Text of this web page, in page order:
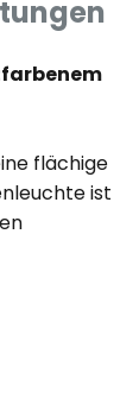
flächige
ist
dem